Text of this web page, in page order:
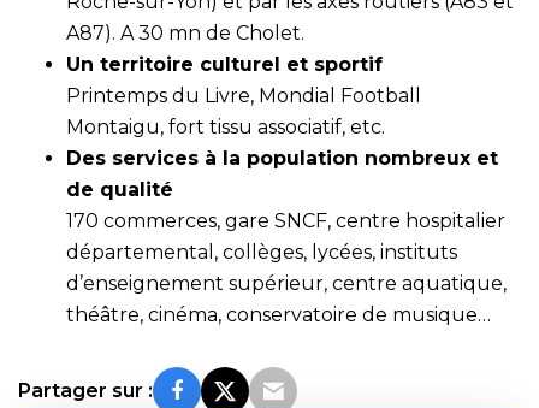
A87). A 30 mn de Cholet.
Un territoire culturel et sportif
Printemps du Livre, Mondial Football
Montaigu, fort tissu associatif, etc.
Des services à la population nombreux et
de qualité
170 commerces, gare SNCF, centre hospitalier
départemental, collèges, lycées, instituts
d’enseignement supérieur, centre aquatique,
théâtre, cinéma, conservatoire de musique…
Partager sur :